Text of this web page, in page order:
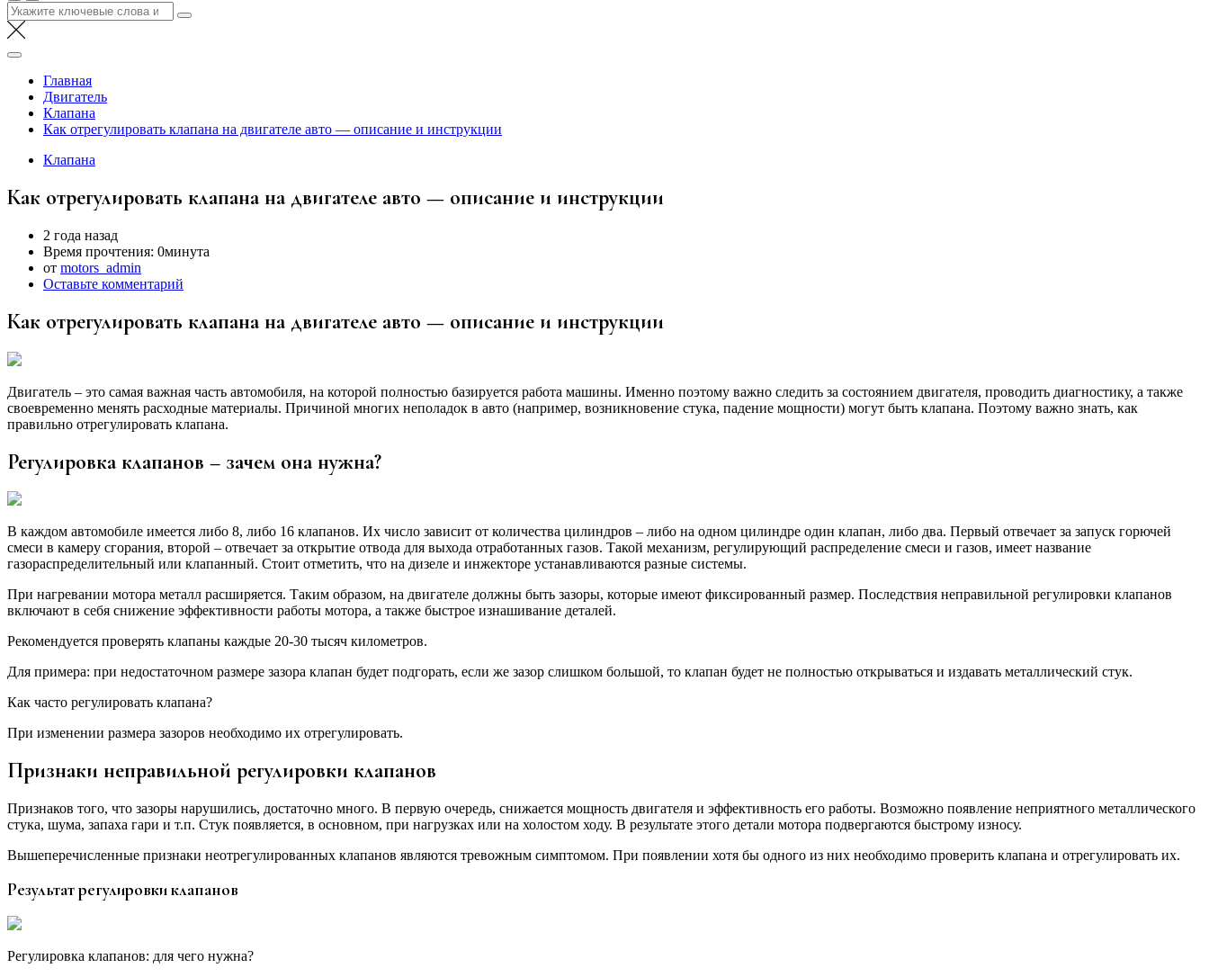
Найти:
Главная
Двигатель
Клапана
Как отрегулировать клапана на двигателе авто — описание и инструкции
Клапана
Как отрегулировать клапана на двигателе авто — описание и инструкции
2 года назад
Время прочтения: 0минута
от motors_admin
Оставьте комментарий
Как отрегулировать клапана на двигателе авто — описание и инструкции
Двигатель – это самая важная часть автомобиля, на которой полностью базируется работа машины. Именно поэтому важно следить за состоянием двигателя, проводить диагностику, а также
своевременно менять расходные материалы. Причиной многих неполадок в авто (например, возникновение стука, падение мощности) могут быть клапана. Поэтому важно знать, как
правильно отрегулировать клапана.
Регулировка клапанов – зачем она нужна?
В каждом автомобиле имеется либо 8, либо 16 клапанов. Их число зависит от количества цилиндров – либо на одном цилиндре один клапан, либо два. Первый отвечает за запуск горючей
смеси в камеру сгорания, второй – отвечает за открытие отвода для выхода отработанных газов. Такой механизм, регулирующий распределение смеси и газов, имеет название
газораспределительный или клапанный. Стоит отметить, что на дизеле и инжекторе устанавливаются разные системы.
При нагревании мотора металл расширяется. Таким образом, на двигателе должны быть зазоры, которые имеют фиксированный размер. Последствия неправильной регулировки клапанов
включают в себя снижение эффективности работы мотора, а также быстрое изнашивание деталей.
Рекомендуется проверять клапаны каждые 20-30 тысяч километров.
Для примера: при недостаточном размере зазора клапан будет подгорать, если же зазор слишком большой, то клапан будет не полностью открываться и издавать металлический стук.
Как часто регулировать клапана?
При изменении размера зазоров необходимо их отрегулировать.
Признаки неправильной регулировки клапанов
Признаков того, что зазоры нарушились, достаточно много. В первую очередь, снижается мощность двигателя и эффективность его работы. Возможно появление неприятного металлического
стука, шума, запаха гари и т.п. Стук появляется, в основном, при нагрузках или на холостом ходу. В результате этого детали мотора подвергаются быстрому износу.
Вышеперечисленные признаки неотрегулированных клапанов являются тревожным симптомом. При появлении хотя бы одного из них необходимо проверить клапана и отрегулировать их.
Результат регулировки клапанов
Регулировка клапанов: для чего нужна?